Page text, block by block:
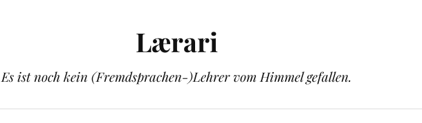
Lærari
Es ist noch kein (Fremdsprachen-)Lehrer vom Himmel gefallen.